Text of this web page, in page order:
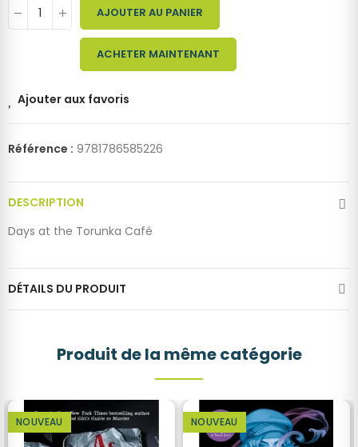
AJOUTER AU PANIER
ACHETER MAINTENANT
Ajouter aux favoris
Référence : 9781786585226
DESCRIPTION
Days at the Torunka Café
DÉTAILS DU PRODUIT
Produit de la même catégorie
NOUVEAU NOUVEAU